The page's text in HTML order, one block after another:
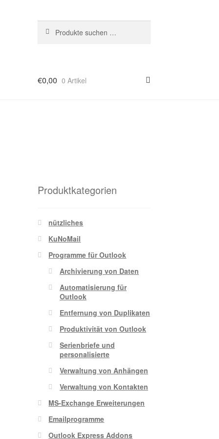
nach:
€0,00 0 Artikel
Produktkategorien
nützliches
KuNoMail
Programme für Outlook
Archivierung von Daten
Automatisierung für
Outlook
Entfernung von Duplikaten
Produktivität von Outlook
Serienbriefe und
personalisierte
Verwaltung von Anhängen
Verwaltung von Kontakten
MS-Exchange Erweiterungen
Emailprogramme
Outlook Express Addons